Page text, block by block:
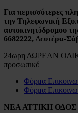
Για περισσότερες
την Τηλεφωνική
αυτοκινητόδρομου
6682222, Δευτέρα-
24ωρη ΔΩΡΕΑΝ
προσωπικό
Φόρμα
Φόρμα
ΝΕΑ ΑΤΤΙΚΗ